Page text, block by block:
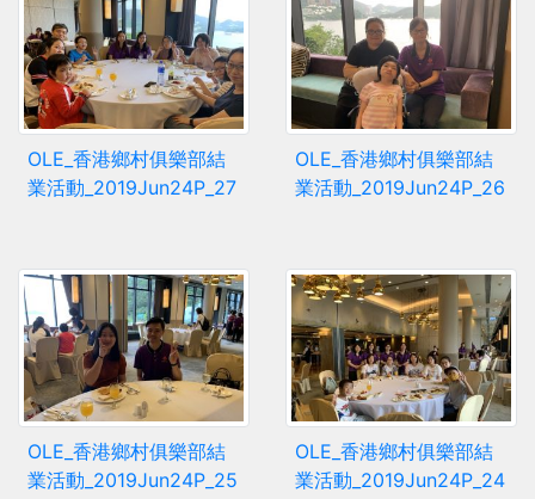
OLE_香港鄉村俱樂部結
業活動_2019Jun24P_27
OLE_香港鄉村俱樂部結
業活動_2019Jun24P_26
OLE_香港鄉村俱樂部結
業活動_2019Jun24P_25
OLE_香港鄉村俱樂部結
業活動_2019Jun24P_24